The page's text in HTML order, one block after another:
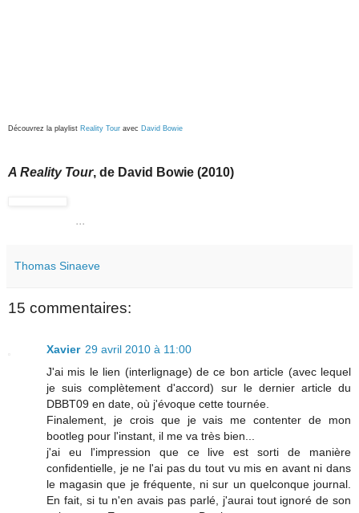
Découvrez la playlist Reality Tour avec David Bowie
A Reality Tour, de David Bowie (2010)
...
Thomas Sinaeve
15 commentaires:
Xavier 29 avril 2010 à 11:00
J'ai mis le lien (interlignage) de ce bon article (avec lequel
je suis complètement d'accord) sur le dernier article du
DBBT09 en date, où j'évoque cette tournée.
Finalement, je crois que je vais me contenter de mon
bootleg pour l'instant, il me va très bien...
j'ai eu l'impression que ce live est sorti de manière
confidentielle, je ne l'ai pas du tout vu mis en avant ni dans
le magasin que je fréquente, ni sur un quelconque journal.
En fait, si tu n'en avais pas parlé, j'aurai tout ignoré de son